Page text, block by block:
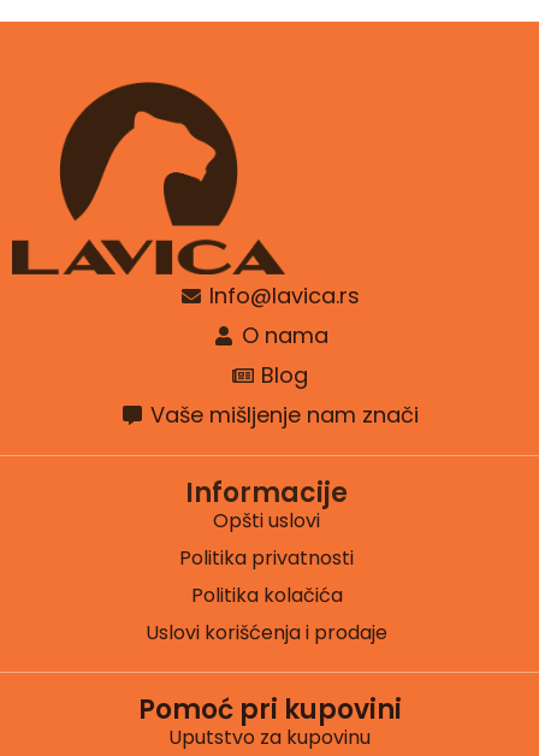
Info@lavica.rs
O nama
Blog
Vaše mišljenje nam znači
Informacije
Opšti uslovi
Politika privatnosti
Politika kolačića
Uslovi korišćenja i prodaje
Pomoć pri kupovini
Uputstvo za kupovinu